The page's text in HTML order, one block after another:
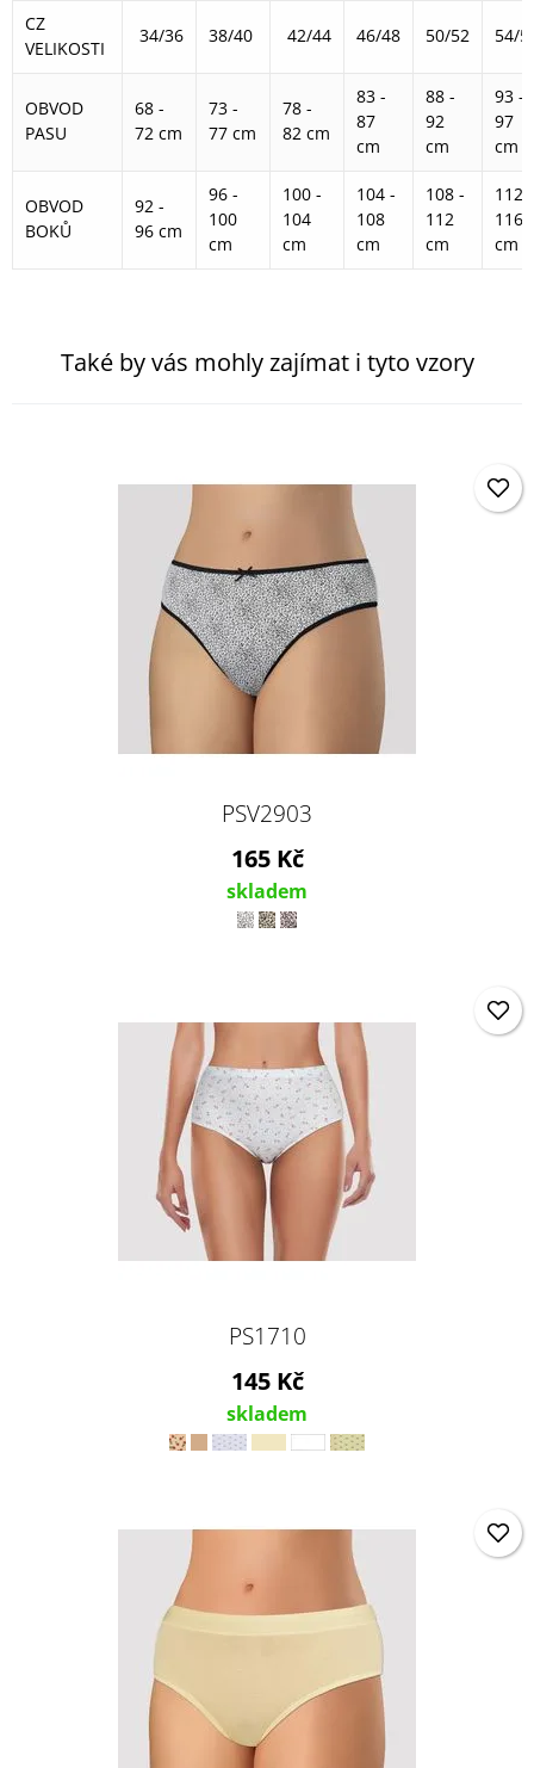
CZ
VELIKOSTI
34/36 38/40 42/44 46/48 50/52 54/
OBVOD
PASU
68 -
72 cm
73 -
77 cm
78 -
82 cm
83 -
87
cm
88 -
92
cm
93 -
97
cm
OBVOD
BOKŮ
92 -
96 cm
96 -
100
cm
100 -
104
cm
104 -
108
cm
108 -
112
cm
112 -
116
cm
Také by vás mohly zajímat i tyto vzory
PSV2903
165 Kč
skladem
PS1710
145 Kč
skladem